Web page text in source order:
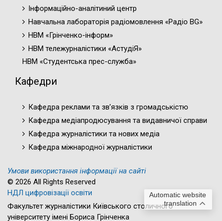
Automatic website
translation
Інформаційно-аналітиний центр
Навчальна лабораторія радіомовлення «Радіо BG»
НВМ «Грінченко-інформ»
НВМ тележурналістики «АстудіЯ»
НВМ «Студентська прес-служба»
Кафедри
Кафедра реклами та зв’язків з громадськістю
Кафедра медіапродюсування та видавничої справи
Кафедра журналістики та нових медіа
Кафедра міжнародної журналістики
Умови використання інформації на сайті
© 2026 All Rights Reserved
НДЛ цифровізації освіти
Факультет журналістики Київського столичного
університету імені Бориса Грінченка